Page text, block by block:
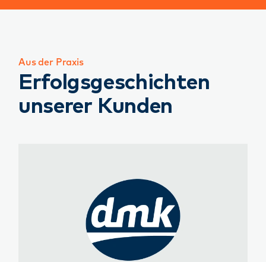
Aus der Praxis
Erfolgsgeschichten
unserer Kunden